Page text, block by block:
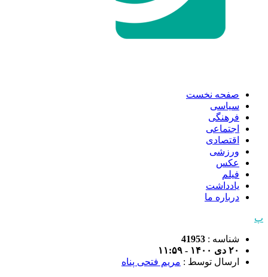
صفحه نخست
سیاسی
فرهنگی
اجتماعی
اقتصادی
ورزشی
عکس
فیلم
یادداشت
درباره ما
پ
شناسه : 41953
۲۰ دی ۱۴۰۰ - ۱۱:۵۹
ارسال توسط : مریم فتحی پناه